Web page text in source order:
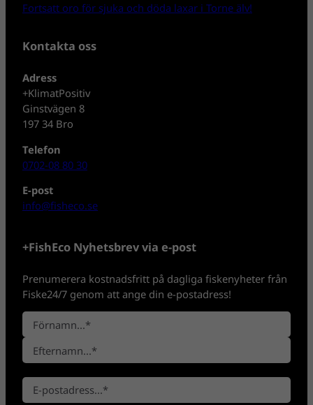
Fortsatt oro för sjuka och döda laxar i Torne älv!
Kontakta oss
Adress
+KlimatPositiv
Ginstvägen 8
197 34 Bro
Telefon
0702-08 80 30
E-post
info@fisheco.se
+FishEco Nyhetsbrev via e-post
Prenumerera kostnadsfritt på dagliga fiskenyheter från
Fiske24/7 genom att ange din e-postadress!
N
a
n
*
F
ö
r
t
E
-